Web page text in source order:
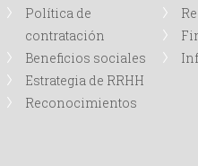
Política de
contratación
Beneficios sociales
Estrategia de RRHH
Reconocimientos